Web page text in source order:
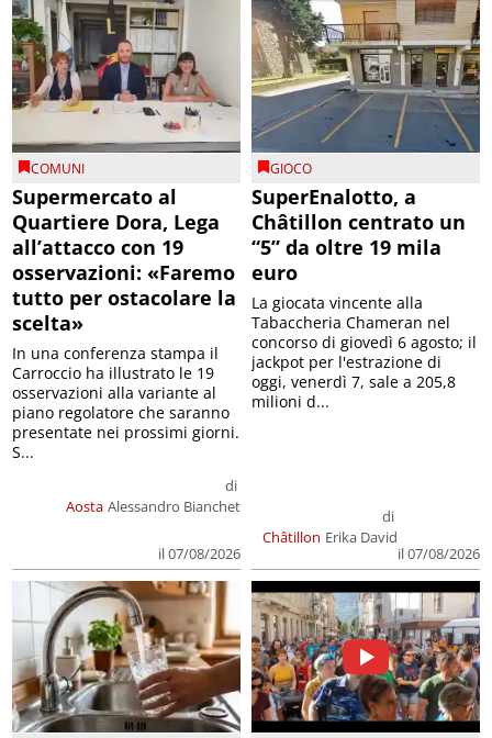
COMUNI
Supermercato al
Quartiere Dora, Lega
all’attacco con 19
osservazioni: «Faremo
tutto per ostacolare la
scelta»
Aosta
di
Alessandro Bianchet
il 07/08/2026
In una conferenza stampa il
Carroccio ha illustrato le 19
osservazioni alla variante al
piano regolatore che saranno
presentate nei prossimi giorni.
S...
GIOCO
SuperEnalotto, a
Châtillon centrato un
“5” da oltre 19 mila
euro
Châtillon
di
Erika David
il 07/08/2026
La giocata vincente alla
Tabaccheria Chameran nel
concorso di giovedì 6 agosto; il
jackpot per l'estrazione di
oggi, venerdì 7, sale a 205,8
milioni d...